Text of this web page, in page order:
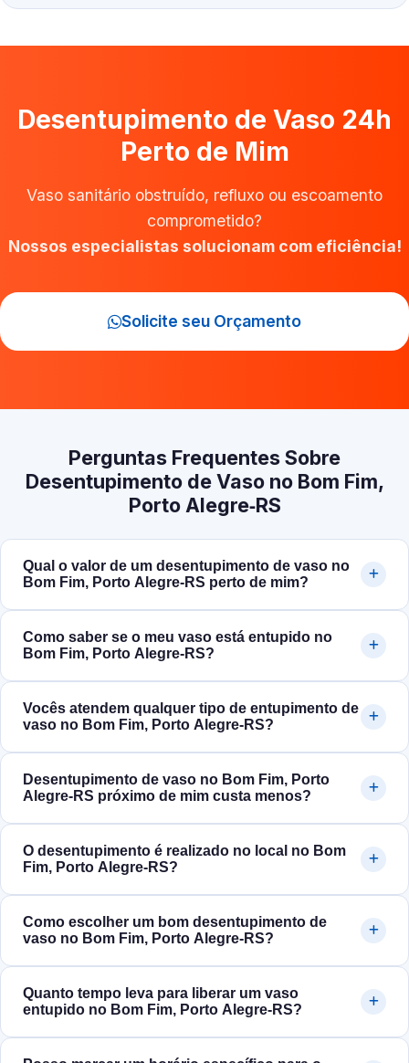
Desentupimento de Vaso 24h
Perto de Mim
Vaso sanitário obstruído, refluxo ou escoamento
comprometido?
Nossos especialistas solucionam com eficiência!
Solicite seu Orçamento
Perguntas Frequentes Sobre
Desentupimento de Vaso no Bom Fim,
Porto Alegre‑RS
Qual o valor de um desentupimento de vaso no
Bom Fim, Porto Alegre‑RS perto de mim?
Como saber se o meu vaso está entupido no
Bom Fim, Porto Alegre‑RS?
Vocês atendem qualquer tipo de entupimento de
vaso no Bom Fim, Porto Alegre‑RS?
Desentupimento de vaso no Bom Fim, Porto
Alegre‑RS próximo de mim custa menos?
O desentupimento é realizado no local no Bom
Fim, Porto Alegre‑RS?
Como escolher um bom desentupimento de
vaso no Bom Fim, Porto Alegre‑RS?
Quanto tempo leva para liberar um vaso
entupido no Bom Fim, Porto Alegre‑RS?